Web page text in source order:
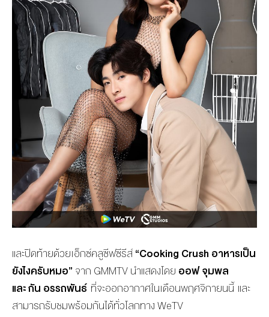
และปิดท้ายด้วยเอ็กซ์คลูซีฟซีรีส์“Cooking Crush อาหารเป็น
ยังไงครับหมอ” จาก GMMTVนำแสดงโดย ออฟ จุมพล
และกัน อรรถพันธ์ ที่จะออกอากาศในเดือนพฤศจิกายนนี้ และ
สามารถรับชมพร้อมกันได้ทั่วโลกทางWeTV